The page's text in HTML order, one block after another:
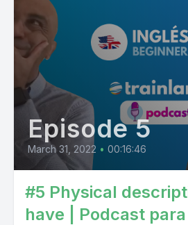
Episode 5
March 31, 2022 • 00:16:46
#5 Physical
have | Podcast